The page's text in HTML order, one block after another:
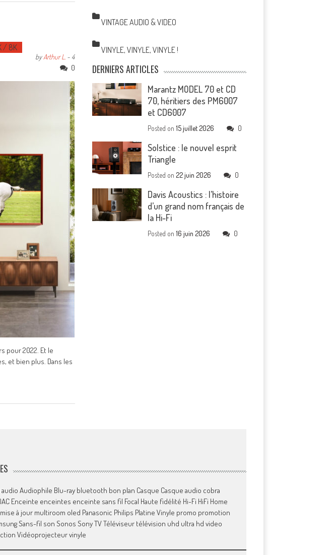
/ 8K
byArthur L. - 4
0
pour 2022. Et le
et bien plus. Dans les
VINTAGE AUDIO & VIDEO
VINYLE, VINYLE, VINYLE !
DERNIERS ARTICLES
Marantz MODEL 70 et CD
70, héritiers des PM6007
et CD6007
Posted on15 juillet 2026 0
Solstice : le nouvel esprit
Triangle
Posted on22 juin 2026 0
Davis Acoustics : l’histoire
d’un grand nom français de
la Hi-Fi
Posted on16 juin 2026 0
audio Audiophile Blu-ray bluetooth bon plan Casque Casque audio cobra
Enceinte enceintes enceinte sans fil Focal Haute fidélité Hi-Fi HiFi Home
mise à jour multiroom oled Panasonic Philips Platine Vinyle promo promotion
Sans-fil son Sonos SonyTVTéléviseur télévision uhd ultra hd video
Vidéoprojecteurvinyle